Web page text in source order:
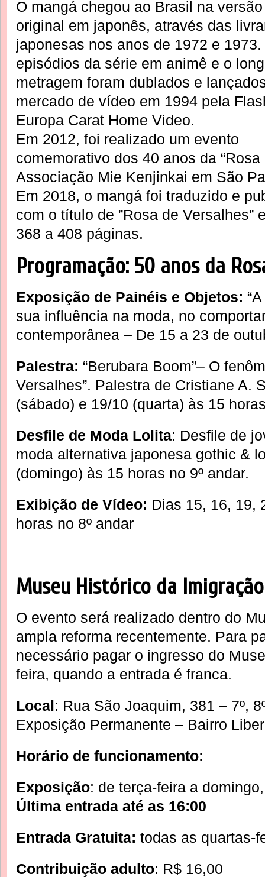
O mangá chegou ao Brasil na versão
original em japonês, através das
japonesas nos anos de 1972 e 1973.
episódios da série em animê e o
metragem foram dublados e
mercado de vídeo em 1994 pela
Europa Carat Home Video.
Em 2012, foi realizado um evento
comemorativo dos 40 anos da “Rosa
Associação Mie Kenjinkai em São
Em 2018, o mangá foi traduzido e
com o título de ”Rosa de Versalhes”
368 a 408 páginas.
Programação: 50 anos da
Exposição de Painéis e Objetos:
sua influência na moda, no
contemporânea – De 15 a 23 de
Palestra: “Berubara Boom”– O
Versalhes”. Palestra de Cristiane A.
(sábado) e 19/10 (quarta) às 15
Desfile de Moda Lolita: Desfile de
moda alternativa japonesa gothic &
(domingo) às 15 horas no 9º andar.
Exibição de Vídeo: Dias 15, 16, 19,
horas no 8º andar
Museu Histórico da
O evento será realizado dentro do
ampla reforma recentemente. Para
necessário pagar o ingresso do
feira, quando a entrada é franca.
Local: Rua São Joaquim, 381 – 7º,
Exposição Permanente – Bairro
Horário de funcionamento:
Exposição: de terça-feira a
Última entrada até as 16:00
Entrada Gratuita: todas as quartas-
Contribuição adulto: R$ 16,00